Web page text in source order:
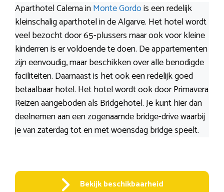
Aparthotel Calema inMonte Gordois een redelijk
kleinschalig aparthotel in de Algarve. Het hotel wordt
veel bezocht door 65-plussers maar ook voor kleine
kinderren is er voldoende te doen. De appartementen
zijn eenvoudig, maar beschikken over alle benodigde
faciliteiten. Daarnaast is het ook een redelijk goed
betaalbaar hotel. Het hotel wordt ook door Primavera
Reizen aangeboden als Bridgehotel. Je kunt hier dan
deelnemen aan een zogenaamde bridge-drive waarbij
je van zaterdag tot en met woensdag bridge speelt.
Bekijk beschikbaarheid